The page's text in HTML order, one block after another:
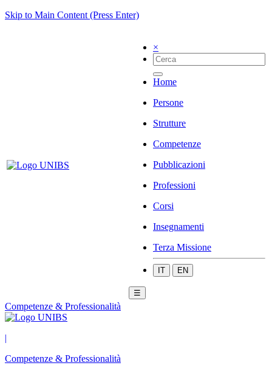
Skip to Main Content (Press Enter)
×
Home
Persone
Strutture
Competenze
Pubblicazioni
Professioni
Corsi
Insegnamenti
Terza Missione
IT EN
☰
Competenze & Professionalità
|
Competenze & Professionalità